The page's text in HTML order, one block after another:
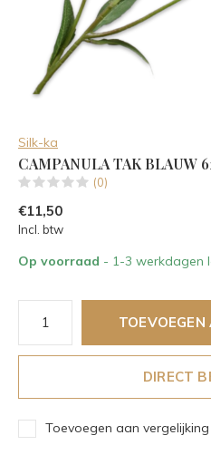
Silk-ka
CAMPANULA TAK BLAUW
(0)
€11,50
Incl. btw
Op voorraad - 1-3 werkdagen
DIRECT
Toevoegen aan vergelijking